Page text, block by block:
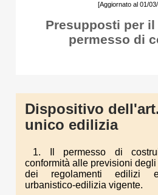
[Aggiornato al 01/
Presupposti per
permesso di
Dispositivo
unico edilizia
1. Il permesso di
conformità alle previsioni
dei regolamenti edilizi
urbanistico-edilizia vigente.